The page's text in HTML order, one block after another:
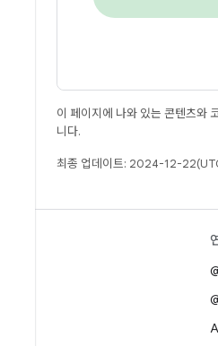
이 페이지에 나와 있는 콘텐츠와
니다.
최종 업데이트: 2024-12-